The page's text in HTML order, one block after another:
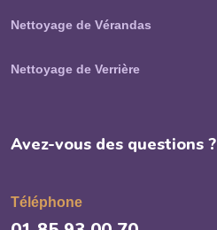
Nettoyage de Vérandas
Nettoyage de Verrière
Avez-vous des questions ?
Téléphone